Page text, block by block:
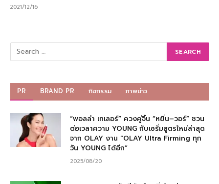
2021/12/16
PR BRAND PR กิจกรรม ภาพข่าว
“พอลล่า เทเลอร์” ควงคู่จิ้น “หยิ่น–วอร์” ชวน
ต่อเวลาความ YOUNG กับเซรั่มสูตรใหม่ล่าสุด
จาก OLAY งาน “OLAY Ultra Firming ทุก
วัน YOUNG ได้อีก”
2025/08/20